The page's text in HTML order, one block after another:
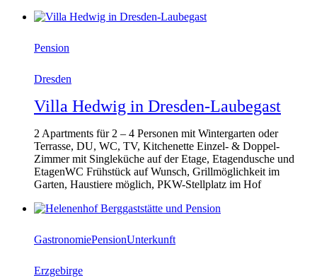
Pension
Dresden
Villa Hedwig in Dresden-Laubegast
2 Apartments für 2 – 4 Personen mit Wintergarten oder
Terrasse, DU, WC, TV, Kitchenette Einzel- & Doppel-
Zimmer mit Singleküche auf der Etage, Etagendusche und
EtagenWC Frühstück auf Wunsch, Grillmöglichkeit im
Garten, Haustiere möglich, PKW-Stellplatz im Hof
GastronomiePensionUnterkunft
Erzgebirge